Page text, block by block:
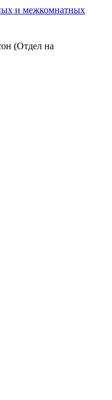
и межкомнатных
(Отдел на